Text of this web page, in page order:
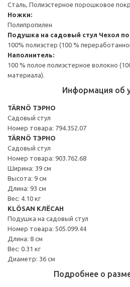
Сталь, Полиэстерное порошковое
Ножки:
Полипропилен
Подушка на садовый стул Чехол
100% полиэстер (100 %
Наполнитель:
100 % полое полиэстерное волокно
материала).
Информация об
TÄRNÖ ТЭРНО
Садовый стул
Номер товара: 794.352.07
TÄRNÖ ТЭРНО
Садовый стул
Номер товара: 903.762.68
Ширина: 39 см
Высота: 9 см
Длина: 93 см
Вес: 4.10 кг
KLÖSAN КЛЁСАН
Подушка на садовый стул
Номер товара: 505.099.44
Длина: 8 см
Вес: 0.31 кг
Диаметр: 36 см
Подробнее о